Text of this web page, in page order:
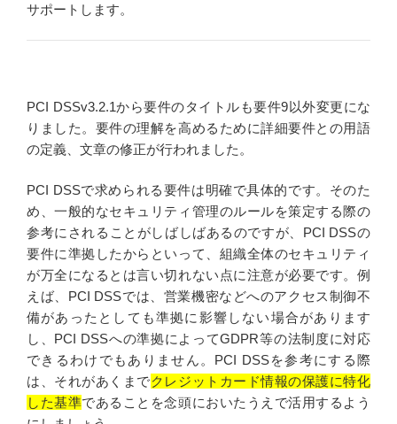
サポートします。
PCI DSSv3.2.1から要件のタイトルも要件9以外変更にな
りました。要件の理解を高めるために詳細要件との用語
の定義、文章の修正が行われました。
PCI DSSで求められる要件は明確で具体的です。そのた
め、一般的なセキュリティ管理のルールを策定する際の
参考にされることがしばしばあるのですが、PCI DSSの
要件に準拠したからといって、組織全体のセキュリティ
が万全になるとは言い切れない点に注意が必要です。例
えば、PCI DSSでは、営業機密などへのアクセス制御不
備があったとしても準拠に影響しない場合があります
し、PCI DSSへの準拠によってGDPR等の法制度に対応
できるわけでもありません。PCI DSSを参考にする際
は、それがあくまでクレジットカード情報の保護に特化
した基準であることを念頭においたうえで活用するよう